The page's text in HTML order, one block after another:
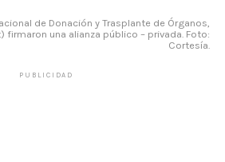
de Donación y Trasplante de Órganos,
firmaron una alianza público – privada. Foto:
Cortesía.
PUBLICIDAD